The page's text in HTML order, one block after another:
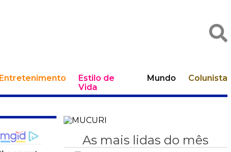
Entretenimento
Estilo de
Vida
Mundo Colunista
As mais lidas do mês